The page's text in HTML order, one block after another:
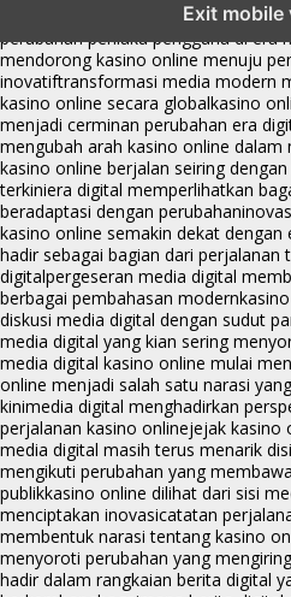
Exit mobile
perubahan perilaku pengguna di era
mendorong kasino online menuju
inovatiftransformasi media modern
kasino online secara globalkasino
menjadi cerminan perubahan era
mengubah arah kasino online
kasino online berjalan seiring
terkiniera digital memperlihatkan
beradaptasi dengan perubahan
kasino online semakin dekat
hadir sebagai bagian dari
digitalpergeseran media digital
berbagai pembahasan modern
diskusi media digital dengan sudut
media digital yang kian sering
media digital kasino online mulai
online menjadi salah satu narasi
kinimedia digital menghadirkan
perjalanan kasino onlinejejak kasino
media digital masih terus menarik
mengikuti perubahan yang
publikkasino online dilihat dari sisi
menciptakan inovasicatatan
membentuk narasi tentang kasino
menyoroti perubahan yang
hadir dalam rangkaian berita digital